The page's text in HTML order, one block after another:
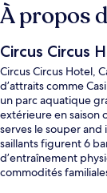
À propos
Circus Circus
Circus Circus Hotel,
d’attraits comme
un parc aquatique
extérieure en saison
serves le souper and
saillants figurent 6
d’entraînement
commodités